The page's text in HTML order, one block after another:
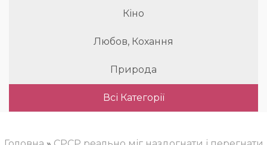
Кіно
Любов, Кохання
Природа
Всі Категорії